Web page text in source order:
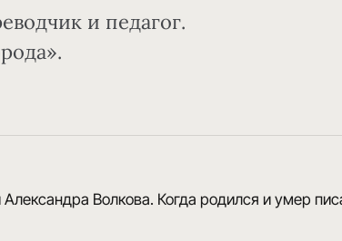
и педагог.
Волкова. Когда родился и умер